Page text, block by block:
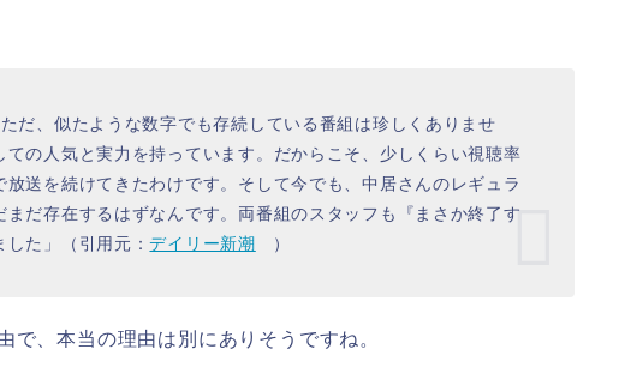
だ、似たような数字でも存続している番組は珍しくありませ
の人気と実力を持っています。だからこそ、少しくらい視聴率
送を続けてきたわけです。そして今でも、中居さんのレギュラ
だ存在するはずなんです。両番組のスタッフも『まさか終了す
た」（引用元：デイリー新潮 ）
で、本当の理由は別にありそうですね。